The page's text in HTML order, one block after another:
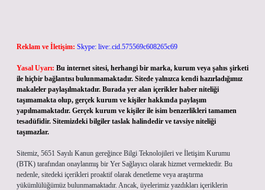
Reklam ve İletişim: Skype: live:.cid.575569c608265c69
Yasal Uyarı: Bu internet sitesi, herhangi bir marka, kurum veya şahıs şirketi
ile hiçbir bağlantısı bulunmamaktadır. Sitede yalnızca kendi hazırladığımız
makaleler paylaşılmaktadır. Burada yer alan içerikler haber niteliği
taşımamakta olup, gerçek kurum ve kişiler hakkında paylaşım
yapılmamaktadır. Gerçek kurum ve kişiler ile isim benzerlikleri tamamen
tesadüfidir. Sitemizdeki bilgiler taslak halindedir ve tavsiye niteliği
taşımazlar.
Sitemiz, 5651 Sayılı Kanun gereğince Bilgi Teknolojileri ve İletişim Kurumu
(BTK) tarafından onaylanmış bir Yer Sağlayıcı olarak hizmet vermektedir. Bu
nedenle, sitedeki içerikleri proaktif olarak denetleme veya araştırma
yükümlülüğümüz bulunmamaktadır. Ancak, üyelerimiz yazdıkları içeriklerin